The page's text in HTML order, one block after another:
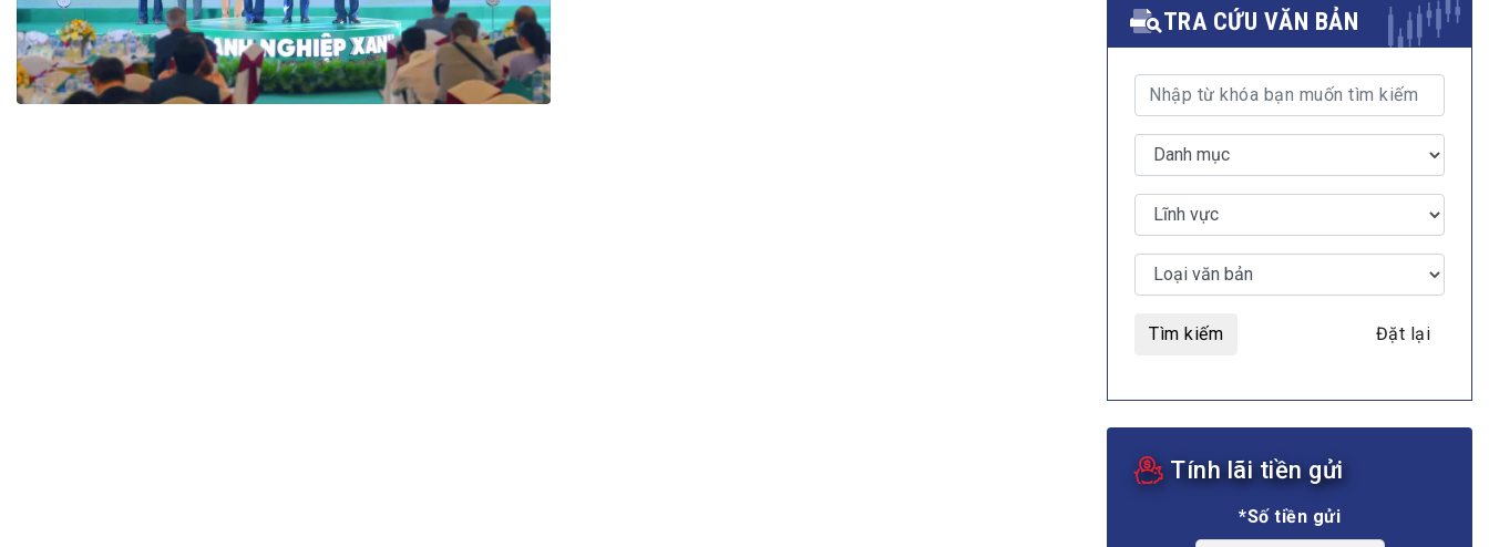
Bộ Chuẩn mực Đạo đức nghề nghiệp
Đối tác
Đấu giá tài sản
Thanh toán –Thẻ
Nhà quản trị
MULTIMEDIA
Video
E-magazines
TRA CỨU VĂN BẢN
Tìm kiếm Đặt lại
Tính lãi tiền gửi
*Số tiền gửi